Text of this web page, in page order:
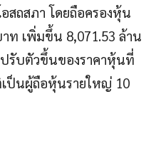
สถสภา โดยถือครองหุ้น
ท เพิ่มขึ้น 8,071.53 ล้าน
รับตัวขึ้นของราคาหุ้นที่
ป็นผู้ถือหุ้นรายใหญ่ 10